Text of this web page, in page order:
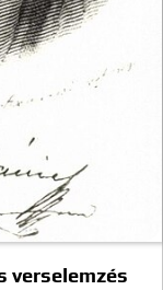
verselemzés